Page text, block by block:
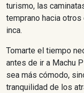
turismo, las
temprano hacia
inca.
Tomarte el tiempo
antes de ir a Machu
sea más cómodo,
tranquilidad de los